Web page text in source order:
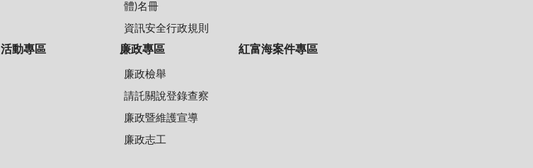
體)名冊
資訊安全行政規則
活動專區 廉政專區
廉政檢舉
請託關說登錄查察
廉政暨維護宣導
廉政志工
紅富海案件專區